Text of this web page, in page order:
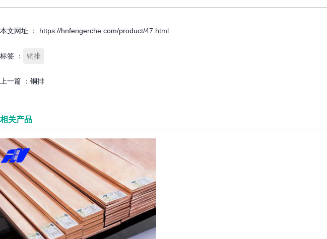
本文网址 ： https://hnfengerche.com/product/47.html
标签 ： 铜排
上一篇 ： 铜排
相关产品